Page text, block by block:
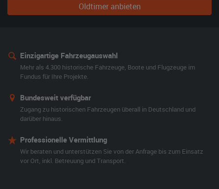
Oldtimer anbieten
Einzigartige Fahrzeugauswahl
Mehr als 4.300 historische Fahrzeuge, Boote und Flugzeuge im
Fundus für Ihre Projekte.
Bundesweit verfügbar
Zugang zu historischen Fahrzeugen überall in Deutschland und
darüber hinaus.
Professionelle Vermittlung
Wir beraten und unterstützen Sie von der Anfrage bis zum Einsatz
vor Ort, inkl. Betreuung und Transport.